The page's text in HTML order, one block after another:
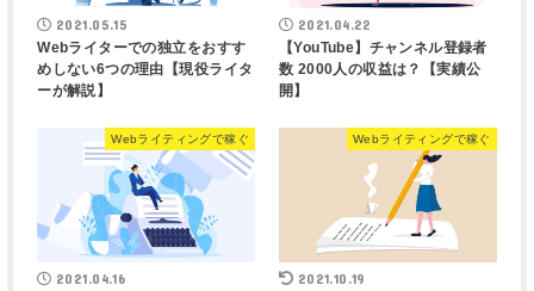
2021.05.15
Webライターでの独立をおすす
めしない6つの理由【現役ライタ
ーが解説】
2021.04.22
【YouTube】チャンネル登録者
数 2000人の収益は？【実績公
開】
Webライティングで稼ぐ
2021.04.16
Webライティングで稼ぐ
2021.10.19